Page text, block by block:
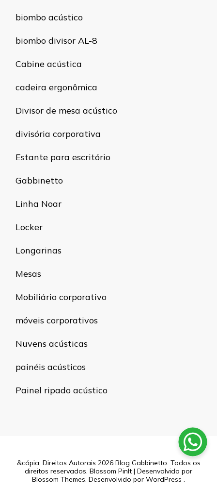
biombo acústico
biombo divisor AL-8
Cabine acústica
cadeira ergonômica
Divisor de mesa acústico
divisória corporativa
Estante para escritório
Gabbinetto
Linha Noar
Locker
Longarinas
Mesas
Mobiliário corporativo
móveis corporativos
Nuvens acústicas
painéis acústicos
Painel ripado acústico
&cópia; Direitos Autorais 2026 Blog Gabbinetto. Todos os
direitos reservados. Blossom PinIt | Desenvolvido por
Blossom Themes. Desenvolvido por WordPress .